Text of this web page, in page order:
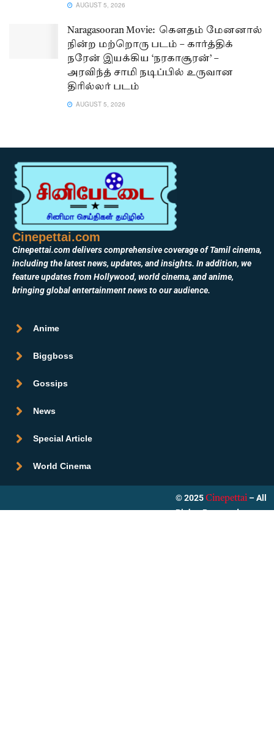
AUGUST 5, 2026
Naragasooran Movie: கௌதம் மேனனால்
நின்ற மற்றொரு படம் – கார்த்திக்
நரேன் இயக்கிய ‘நரகாசூரன்’ –
அரவிந்த் சாமி நடிப்பில் உருவான
திரில்லர் படம்
AUGUST 5, 2026
Cinepettai.com
Cinepettai.com delivers comprehensive coverage of Tamil cinema,
including the latest news, updates, and insights. In addition, we
feature updates from Hollywood, world cinema, and anime,
bringing global entertainment news to our audience.
Anime
Biggboss
Gossips
News
Special Article
World Cinema
© 2025 Cinepettai – All
Rights Reserved